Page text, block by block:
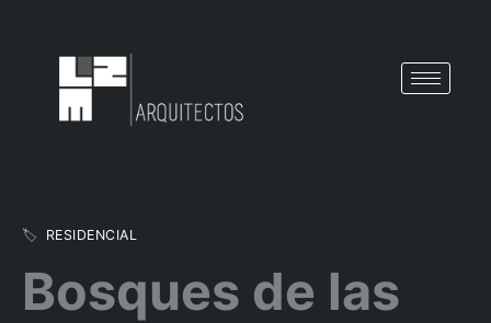
🏷️ RESIDENCIAL
Bosques de las